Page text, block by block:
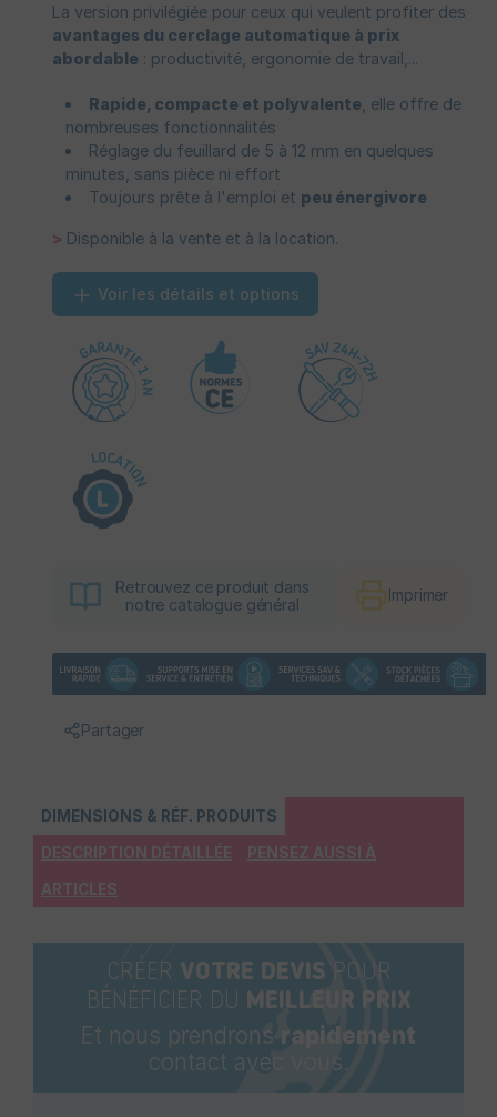
La version privilégiée pour ceux qui veulent profiter des
avantages du cerclage automatique à prix
abordable : productivité, ergonomie de travail,...
Rapide, compacte et polyvalente , elle offre de
nombreuses fonctionnalités
Réglage du feuillard de 5 à 12 mm en quelques
minutes, sans pièce ni effort
Toujours prête à l'emploi et peu énergivore
> Disponible à la vente et à la location.
Voir les détails et options
Retrouvez ce produit dans
notre catalogue général
Imprimer
Partager
DIMENSIONS & RÉF. PRODUITS
DESCRIPTION DÉTAILLÉE PENSEZ AUSSI À
ARTICLES
CRÉER VOTRE DEVIS POUR
BÉNÉFICIER DU MEILLEUR PRIX
Et nous prendrons rapidement
contact avec vous.